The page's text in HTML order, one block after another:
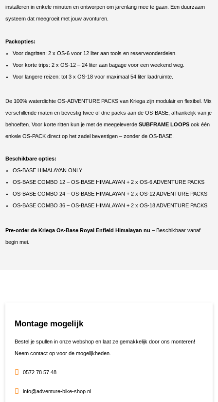
installeren in enkele minuten en ontworpen om jarenlang mee te gaan. Een duurzaam
systeem dat meegroeit met jouw avonturen.
Packopties:
Voor dagritten: 2 x OS-6 voor 12 liter aan tools en reserveonderdelen.
Voor korte trips: 2 x OS-12 – 24 liter aan bagage voor een weekend weg.
Voor langere reizen: tot 3 x OS-18 voor maximaal 54 liter laadruimte.
De 100% waterdichte OS-ADVENTURE PACKS van Kriega zijn modulair en flexibel. Mix
verschillende maten en bevestig twee of drie packs aan de OS-BASE, afhankelijk van je
behoeften. Voor korte ritten kun je met de meegeleverdeSUBFRAME LOOPS ook één
enkele OS-PACK direct op het zadel bevestigen – zonder de OS-BASE.
Beschikbare opties:
OS-BASE HIMALAYAN ONLY
OS-BASE COMBO 12 – OS-BASE HIMALAYAN + 2 x OS-6 ADVENTURE PACKS
OS-BASE COMBO 24 – OS-BASE HIMALAYAN + 2 x OS-12 ADVENTURE PACKS
OS-BASE COMBO 36 – OS-BASE HIMALAYAN + 2 x OS-18 ADVENTURE PACKS
Pre-order de Kriega Os-Base Royal Enfield Himalayan nu – Beschikbaar vanaf
begin mei.
Montage mogelijk
Bestel je spullen in onze webshop en laat ze gemakkelijk door ons monteren!
Neem contact op voor de mogelijkheden.
0572 78 57 48
info@adventure-bike-shop.nl